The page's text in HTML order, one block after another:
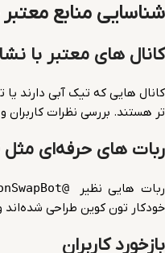
شناسایی منابع
کانال های معتبر با
کانال هایی که تیک آبی دارند
تر هستند. بررسی نظرات کاربران
ربات های حرفه‌ای مثل TonSwap
ربات هایی نظیر @TonSwapBot
خودکار تون کوین طراحی
بازخورد کاربران